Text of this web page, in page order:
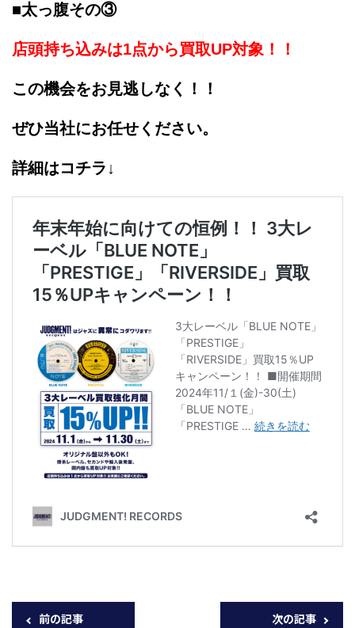
■太っ腹その③
店頭持ち込みは1点から買取UP対象！！
この機会をお見逃しなく！！
ぜひ当社にお任せください。
詳細はコチラ↓
前の記事 次の記事